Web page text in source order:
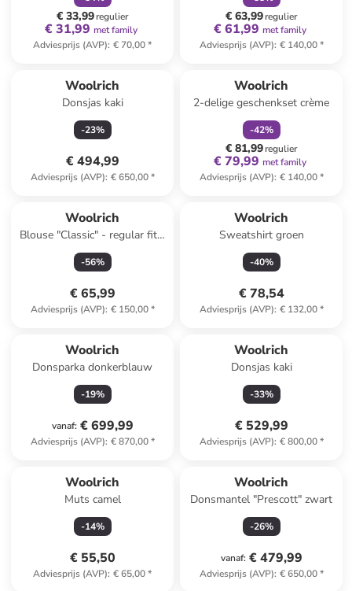
€ 33,99regulier
€ 31,99 met family
Adviesprijs (AVP): € 70,00*
€ 63,99regulier
€ 61,99 met family
Adviesprijs (AVP): € 140,00*
Woolrich
Donsjas kaki
-23%
€ 494,99
Adviesprijs (AVP): € 650,00*
Woolrich
2-delige geschenkset crème
-42%
€ 81,99regulier
€ 79,99 met family
Adviesprijs (AVP): € 140,00*
Woolrich
Blouse "Classic" - regular fit -
blauw
-56%
€ 65,99
Adviesprijs (AVP): € 150,00*
Woolrich
Sweatshirt groen
-40%
€ 78,54
Adviesprijs (AVP): € 132,00*
Woolrich
Donsparka donkerblauw
-19%
vanaf: € 699,99
Adviesprijs (AVP): € 870,00*
Woolrich
Donsjas kaki
-33%
€ 529,99
Adviesprijs (AVP): € 800,00*
Woolrich
Muts camel
-14%
€ 55,50
Adviesprijs (AVP): € 65,00*
Woolrich
Donsmantel "Prescott" zwart
-26%
vanaf: € 479,99
Adviesprijs (AVP): € 650,00*